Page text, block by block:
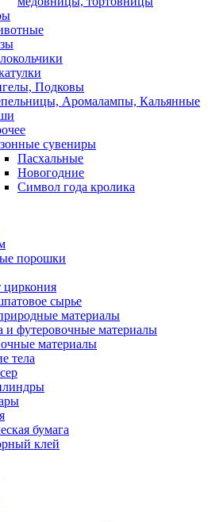
Подковы
Аромалампы, Кальянные
сувениры
Пасхальные
Новогодние
Символ года кролика
порошки
циркония
сырье
материалы
футеровочные материалы
материалы
тела
бумага
клей